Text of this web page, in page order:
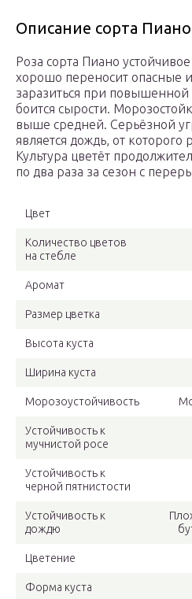
Описание сорта Пиано
Роза сорта Пиано
хорошо переносит опасные
заразиться при повышенной
боится сырости.
выше средней. Серьёзной
является дождь, от которого
Культура цветёт
по два раза за сезон с
Цвет
Количество цветов
на стебле
Аромат
Размер цветка
Высота куста
Ширина куста
Морозоустойчивость
Устойчивость к
мучнистой росе
Устойчивость к
черной пятнистости
Устойчивость к
дождю
Цветение
Форма куста